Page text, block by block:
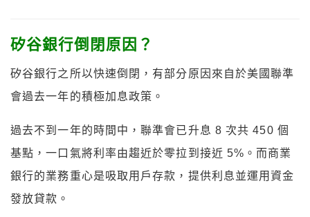
矽谷銀行倒閉原因？
矽谷銀行之所以快速倒閉，有部分原因來自於美國聯準
會過去一年的積極加息政策。
過去不到一年的時間中，聯準會已升息 8 次共 450 個
基點，一口氣將利率由趨近於零拉到接近 5%。而商業
銀行的業務重心是吸取用戶存款，提供利息並運用資金
發放貸款。